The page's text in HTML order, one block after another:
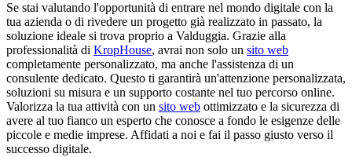
Se stai valutando l'opportunità di entrare nel mondo digitale con la
tua azienda o di rivedere un progetto già realizzato in passato, la
soluzione ideale si trova proprio a Valduggia. Grazie alla
professionalità di KropHouse, avrai non solo un sito web
completamente personalizzato, ma anche l'assistenza di un
consulente dedicato. Questo ti garantirà un'attenzione personalizzata,
soluzioni su misura e un supporto costante nel tuo percorso online.
Valorizza la tua attività con un sito web ottimizzato e la sicurezza di
avere al tuo fianco un esperto che conosce a fondo le esigenze delle
piccole e medie imprese. Affidati a noi e fai il passo giusto verso il
successo digitale.